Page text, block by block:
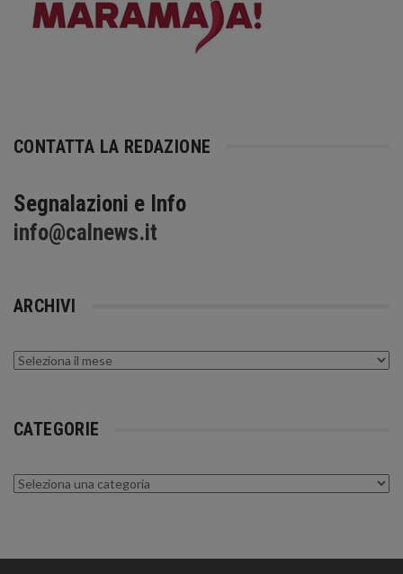
CONTATTA LA REDAZIONE
Segnalazioni e Info
info@calnews.it
ARCHIVI
Archivi
CATEGORIE
Categorie